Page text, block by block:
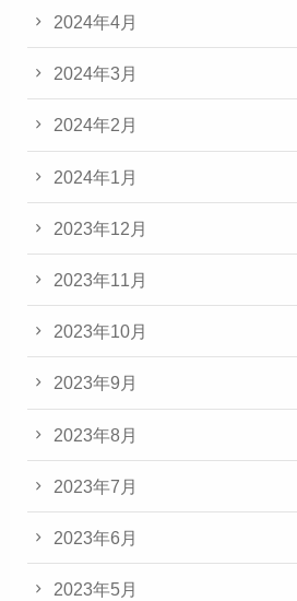
2024年4月
2024年3月
2024年2月
2024年1月
2023年12月
2023年11月
2023年10月
2023年9月
2023年8月
2023年7月
2023年6月
2023年5月